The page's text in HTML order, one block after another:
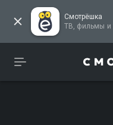
Смотрёшка